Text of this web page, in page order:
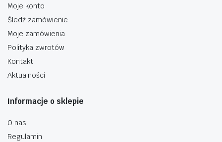
Moje konto
Śledź zamówienie
Moje zamówienia
Polityka zwrotów
Kontakt
Aktualności
Informacje o sklepie
O nas
Regulamin